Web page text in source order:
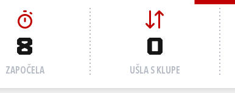
8
ZAPOČELA
0
UŠLA S KLUPE